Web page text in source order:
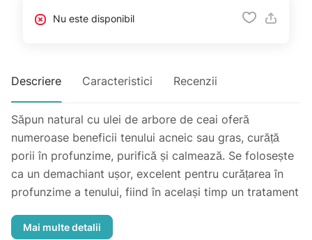
Nu este disponibil
Descriere Caracteristici Recenzii
Săpun natural cu ulei de arbore de ceai oferă
numeroase beneficii tenului acneic sau gras, curăță
porii în profunzime, purifică și calmează. Se folosește
ca un demachiant ușor, excelent pentru curățarea în
profunzime a tenului, fiind în același timp un tratament
pentru tenul bărbaților, care este de obicei mai gras.